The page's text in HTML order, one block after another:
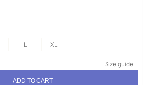
L XL
Size guide
ADD TO CART